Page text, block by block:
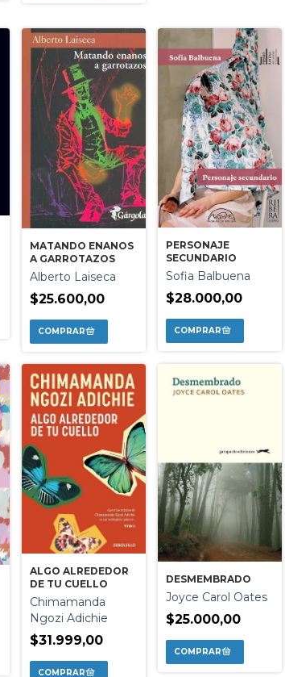
MATANDO ENANOS
A GARROTAZOS
Alberto Laiseca
$25.600,00
PERSONAJE
SECUNDARIO
Sofia Balbuena
$28.000,00
ALGO ALREDEDOR
DE TU CUELLO
Chimamanda
Ngozi Adichie
$31.999,00
DESMEMBRADO
Joyce Carol Oates
$25.000,00